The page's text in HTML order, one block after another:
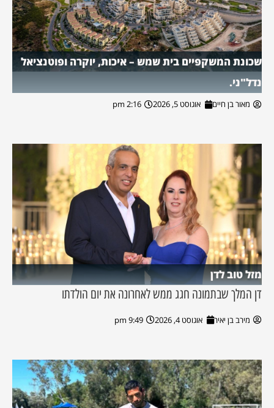
שכונת המשקפיים בית שמש – איכות, יוקרה ופוטנציאל
נדל"ני.
מאור בן חיים אוגוסט 5, 2026 2:16 pm
מזל טוב לדן
דן המלך שבתמונה חגג ממש לאחרונה את יום הולדתו
מירב בן יאיר אוגוסט 4, 2026 9:49 pm